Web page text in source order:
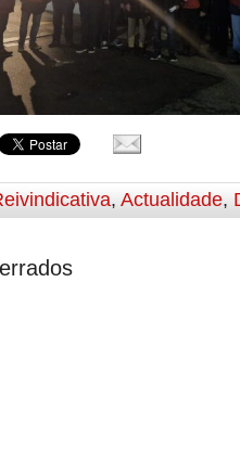
, Actualidade,